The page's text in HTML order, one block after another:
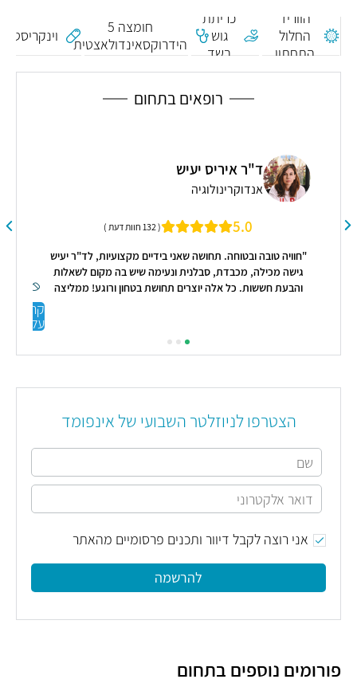
הווריד
החלול
התחתון
והעליון
כריתת
גוש
בשד
חומצה 5
הידרוקסאינדולאצטית
וינקריסטין
רופאים בתחום
ד"ר איריס יעיש
אנדוקרינולוגיה
5.0 ( 132 חוות דעת )
"חוויה טובה ובטוחה. תחושה שאני בידיים מקצועיות, לד"ר יעיש
גישה מכילה, מכבדת, סבלנית ונעימה שיש בה מקום לשאלות
והבעת חששות. כל אלה יוצרים תחושת בטחון ורוגע! ממליצה
קראו
עליי
הצטרפו לניוזלטר השבועי של אינפומד
אני רוצה לקבל דיוור ותכנים פרסומיים מהאתר
להרשמה
פורומים נוספים בתחום